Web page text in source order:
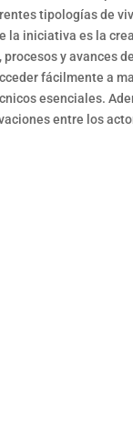
tipologías de
la iniciativa es la
procesos y avances
fácilmente a
esenciales.
entre los